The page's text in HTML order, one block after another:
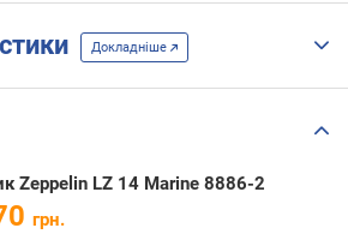
Докладніше
Zeppelin LZ 14 Marine 8886-2
грн.